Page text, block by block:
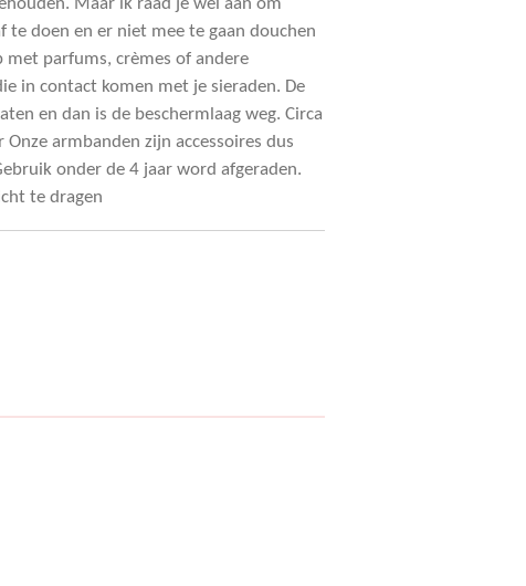
Maar ik raad je wel aan om
te doen en er niet mee te gaan douchen
met parfums, crèmes of andere
in contact komen met je sieraden. De
en dan is de beschermlaag weg. Circa
Onze armbanden zijn accessoires dus
onder de 4 jaar word afgeraden.
te dragen